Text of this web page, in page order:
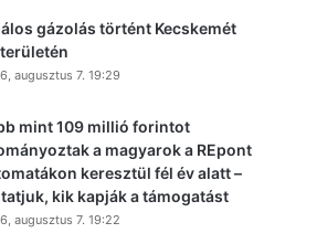
gázolás történt Kecskemét
augusztus 7. 19:29
mint 109 millió forintot
a magyarok a REpont
keresztül fél év alatt –
kik kapják a támogatást
augusztus 7. 19:22